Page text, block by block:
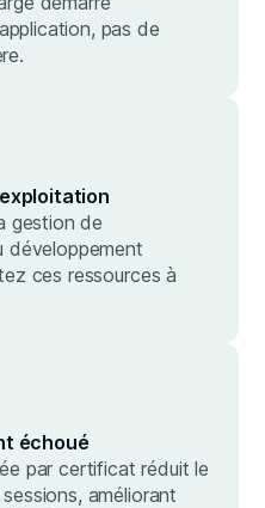
pas de
gestion de
développement
ces ressources à
échoué
par certificat réduit le
améliorant